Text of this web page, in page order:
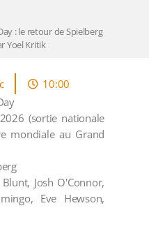
: le retour de Spielberg
Yoel Kritik
10:00
(sortie nationale
mondiale au Grand
Josh O'Connor,
Eve Hewson,